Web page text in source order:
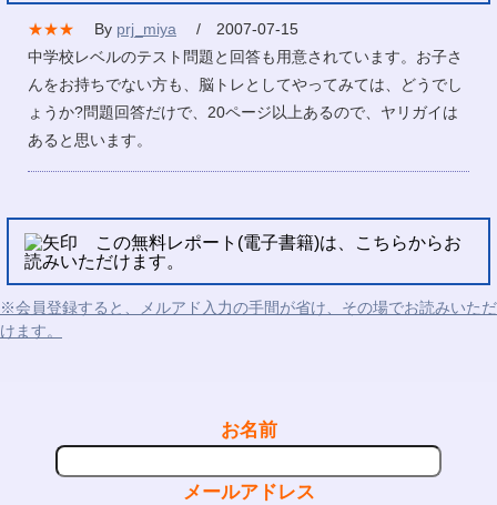
★★★ By prj_miya
/ 2007-07-15
中学校レベルのテスト問題と回答も用意されています。お子さ
んをお持ちでない方も、脳トレとしてやってみては、どうでし
ょうか?問題回答だけで、20ページ以上あるので、ヤリガイは
あると思います。
この無料レポート(電子書籍)は、こちらからお
読みいただけます。
※会員登録すると、メルアド入力の手間が省け、その場でお読みいただ
けます。
お名前
メールアドレス